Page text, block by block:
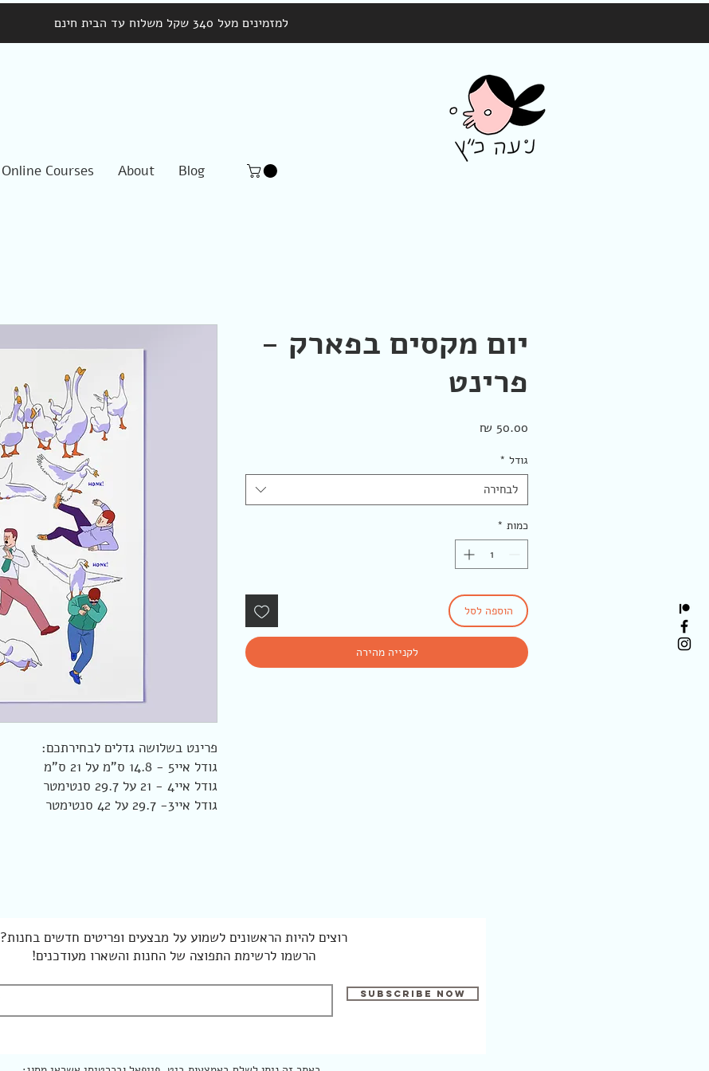
למזמינים מעל 340 שקל משלוח עד הבית חינם
פרינט בשלושה גדלים לבחירתכם:
גודל איי5 - 14.8 ס"מ על 21 ס"מ
גודל איי4 - 21 על 29.7 סנטימטר
גודל איי3- 29.7 על 42 סנטימטר
יום מקסים בפארק -
פרינט
מחיר
גודל *
לבחירה
כמות *
הוספה לסל
לקנייה מהירה
Online Courses About Blog
רוצים להיות הראשונים לשמוע על מבצעים ופריטים חדשים בחנות?
הרשמו לרשימת התפוצה של החנות והשארו מעודכנים!
Subscribe Now